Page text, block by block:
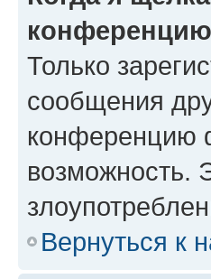
Только
сообщения
конференцию
возможность.
Вернуться к